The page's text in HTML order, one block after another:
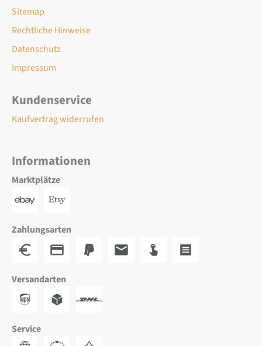
Sitemap
Rechtliche Hinweise
Datenschutz
Impressum
Kundenservice
Kaufvertrag widerrufen
Informationen
Marktplätze
Zahlungsarten
Versandarten
Service